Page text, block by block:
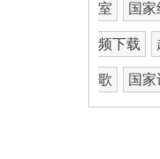
室 国
频下载
歌 国